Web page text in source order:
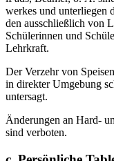
wer­kes und unter­lie­gen
den aus­schließ­lich von
Schü­le­rin­nen und
Lehrkraft.
Der Ver­zehr von
in direk­ter Umge­bung
untersagt.
Ände­run­gen an Hard-
sind verboten.